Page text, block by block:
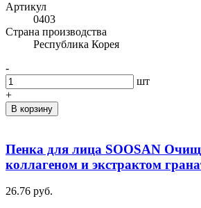
Артикул
0403
Cтрана производства
Республика Корея
-
шт
+
В корзину
Пенка для лица SOOSAN
коллагеном и экстрактом
26.76 руб.